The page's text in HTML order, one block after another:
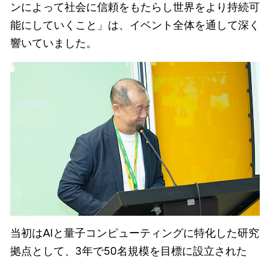
ンによって社会に信頼をもたらし世界をより持続可
能にしていくこと」は、イベント全体を通して深く
響いていました。
当初はAIと量子コンピューティングに特化した研究
拠点として、3年で50名規模を目標に設立された